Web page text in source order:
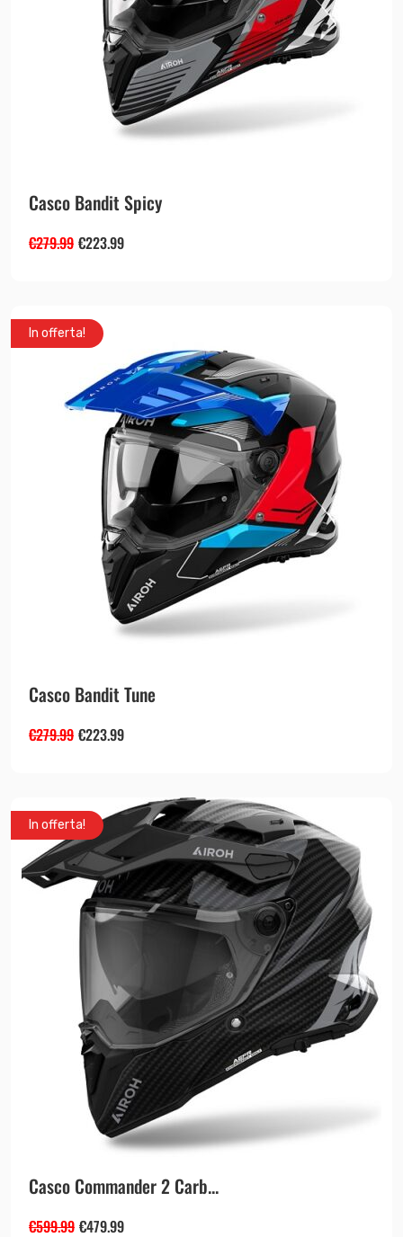
Casco Bandit Spicy
€279.99 €223.99
In offerta!
Casco Bandit Tune
€279.99 €223.99
In offerta!
Casco Commander 2 Carb...
€599.99 €479.99